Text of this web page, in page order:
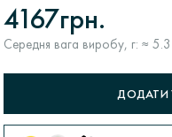
4167грн.
Середня вага виробу, г: ≈
ДОДАТИ